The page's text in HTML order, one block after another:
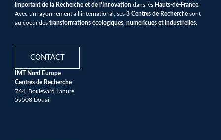
important de la Recherche et de l’Innovation dans les Hauts-de-France
Avec un rayonnement à l’international, ses 3 Centres de Recherche sont
au coeur des transformations écologiques, numériques et industrielles
CONTACT
IMT Nord Europe
Centres de Recherche
764, Boulevard Lahure
59508 Douai